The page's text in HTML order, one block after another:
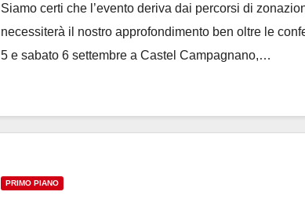
Siamo certi che l’evento deriva dai percorsi di
necessiterà il nostro approfondimento ben oltre le
5 e sabato 6 settembre a Castel Campagnano,…
PRIMO PIANO